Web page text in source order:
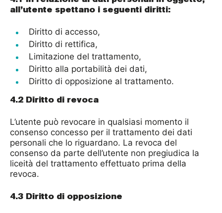
all’utente spettano i seguenti diritti:
Diritto di accesso,
Diritto di rettifica,
Limitazione del trattamento,
Diritto alla portabilità dei dati,
Diritto di opposizione al trattamento.
4.2 Diritto di revoca
L’utente può revocare in qualsiasi momento il
consenso concesso per il trattamento dei dati
personali che lo riguardano. La revoca del
consenso da parte dell’utente non pregiudica la
liceità del trattamento effettuato prima della
revoca.
4.3 Diritto di opposizione